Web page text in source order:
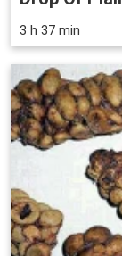
3 h 37 min